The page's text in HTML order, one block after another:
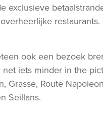
exclusieve
ook een bezoek
iets minder in the
Grasse, Route
Seillans.